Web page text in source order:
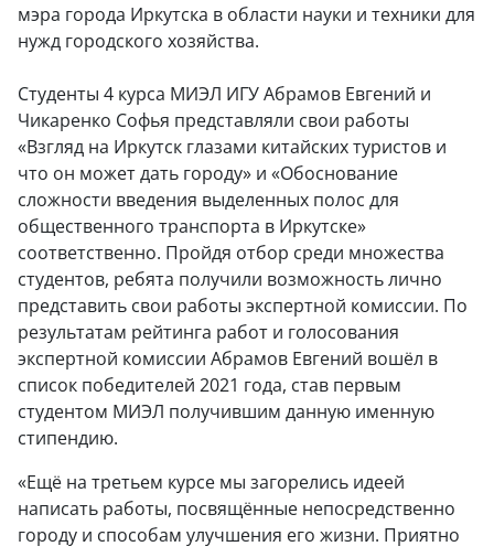
мэра города Иркутска в области науки и техники для
нужд городского хозяйства.
Студенты 4 курса МИЭЛ ИГУ Абрамов Евгений и
Чикаренко Софья представляли свои работы
«Взгляд на Иркутск глазами китайских туристов и
что он может дать городу» и «Обоснование
сложности введения выделенных полос для
общественного транспорта в Иркутске»
соответственно. Пройдя отбор среди множества
студентов, ребята получили возможность лично
представить свои работы экспертной комиссии. По
результатам рейтинга работ и голосования
экспертной комиссии Абрамов Евгений вошёл в
список победителей 2021 года, став первым
студентом МИЭЛ получившим данную именную
стипендию.
«Ещё на третьем курсе мы загорелись идеей
написать работы, посвящённые непосредственно
городу и способам улучшения его жизни. Приятно